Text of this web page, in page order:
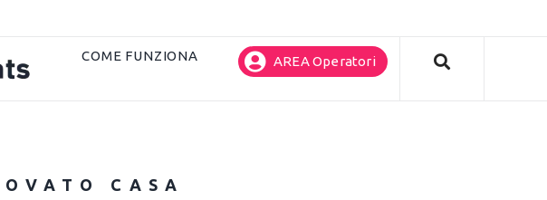
COME FUNZIONA AREA Operatori
CASA